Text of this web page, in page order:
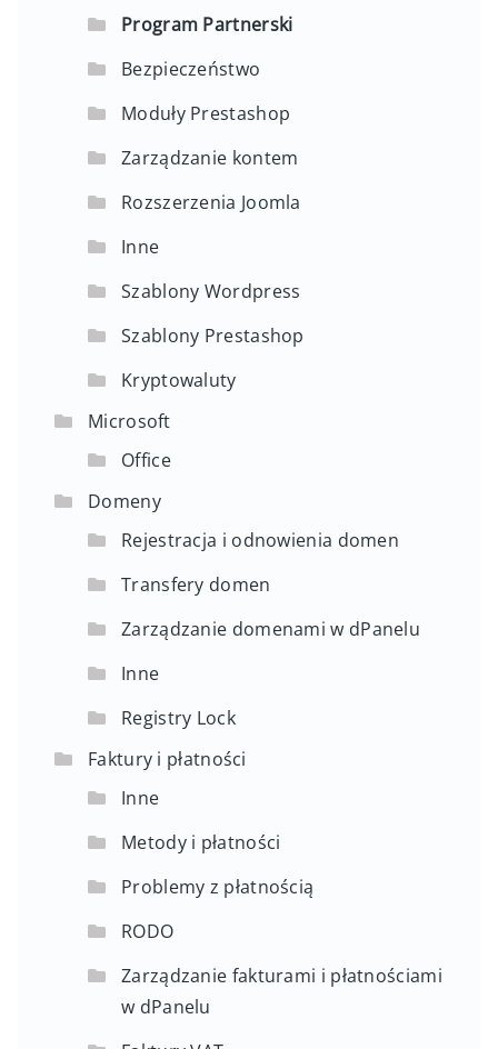
Program Partnerski
Bezpieczeństwo
Moduły Prestashop
Zarządzanie kontem
Rozszerzenia Joomla
Inne
Szablony Wordpress
Szablony Prestashop
Kryptowaluty
Microsoft
Office
Domeny
Rejestracja i odnowienia domen
Transfery domen
Zarządzanie domenami w dPanelu
Inne
Registry Lock
Faktury i płatności
Inne
Metody i płatności
Problemy z płatnością
RODO
Zarządzanie fakturami i płatnościami
w dPanelu